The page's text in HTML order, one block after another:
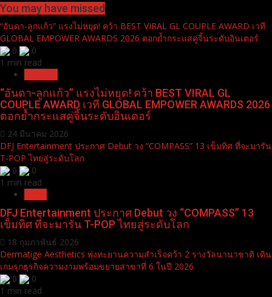
You may have missed
“อันดา-ลูกแก้ว” แรงไม่หยุด! คว้า BEST VIRAL GL COUPLE AWARD เวที
GLOBAL EMPOWER AWARDS 2026 ตอกย้ำกระแสคู่จิ้นระดับอินเตอร์
0
0
1 min read
“อันดา-ลูกแก้ว” แรงไม่หยุด! คว้า BEST VIRAL GL
COUPLE AWARD เวที GLOBAL EMPOWER AWARDS 2026
ตอกย้ำกระแสคู่จิ้นระดับอินเตอร์
24 มีนาคม 2026
DFJ Entertainment ประกาศ Debut วง “COMPASS” 13 เข็มทิศ ที่จะมารัน
T-POP ไทยสู่ระดับโลก
0
0
1 min read
DFJ Entertainment ประกาศ Debut วง “COMPASS” 13
เข็มทิศ ที่จะมารัน T-POP ไทยสู่ระดับโลก
18 กุมภาพันธ์ 2026
Dermatige Aesthetics พุ่งทะยานความสำเร็จคว้า 2 รางวัลนานาชาติ เดิน
เกมรุกธุรกิจความงามพร้อมขยายสาขาที่ 6 ในปี 2026
0
0
1 min read